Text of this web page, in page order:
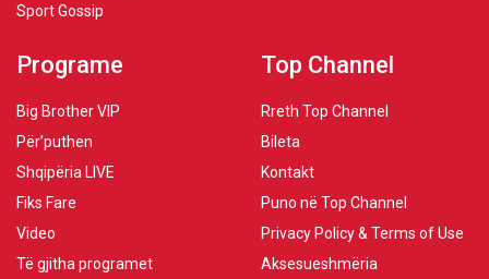
Sport Gossip
Programe
Big Brother VIP
Për’puthen
Shqipëria LIVE
Fiks Fare
Video
Të gjitha programet
Top Channel
Rreth Top Channel
Bileta
Kontakt
Puno në Top Channel
Privacy Policy & Terms of Use
Aksesueshmëria